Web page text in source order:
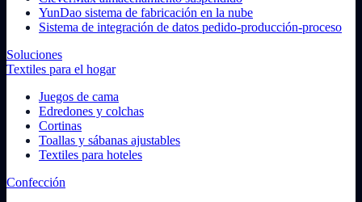
YunDao sistema de fabricación en la nube
Sistema de integración de datos pedido-producción-proceso
Soluciones
Textiles para el hogar
Juegos de cama
Edredones y colchas
Cortinas
Toallas y sábanas ajustables
Textiles para hoteles
Confección